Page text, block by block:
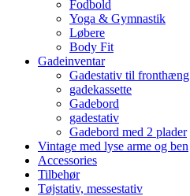
Fodbold
Yoga & Gymnastik
Løbere
Body Fit
Gadeinventar
Gadestativ til fronthæng
gadekassette
Gadebord
gadestativ
Gadebord med 2 plader
Vintage med lyse arme og ben
Accessories
Tilbehør
Tøjstativ, messestativ